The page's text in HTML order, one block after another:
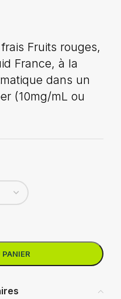
Fruits rouges,
France, à la
dans un
(10mg/mL ou